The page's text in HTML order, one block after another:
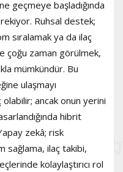
geçmeye başladığında
Ruhsal destek;
sıralamak ya da ilaç
çoğu zaman görülmek,
mümkündür. Bu
ulaşmayı
ancak onun yerini
hibrit
zekâ; risk
sağlama, ilaç takibi,
kolaylaştırıcı rol